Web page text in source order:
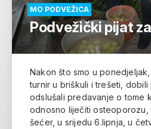
MO PODVEŽICA
Podvežički pijat
Nakon što smo u
turnir u briškuli i trešeti,
odslušali predavanje o tome
odnosno liječiti osteoporozu,
šećer, u srijedu 6.lipnja, u